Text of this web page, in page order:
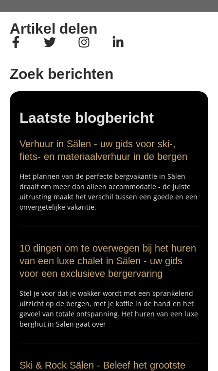
Artikel delen
Zoek berichten
Laatste blogbericht
Verhuur in Sälen - uw gids voor ski-,
fiets- en materiaalverhuur in de bergen
Het plannen van de perfecte bergvakantie in Sälen
draait om meer dan alleen accommodatie - de juiste
uitrusting maakt het verschil tussen een goede en een
onvergetelijke vakantie.
10 dingen om te overwegen bij het huren
van een luxe chalet in Sälen - uw gids
voor een exclusieve bergervaring
Stel je voor dat je wakker wordt met een sprankelend
uitzicht op de bergen, met je koffie in de hand en het
gevoel van totale ontspanning. Het huren van een luxe
berghut in Sälen gaat over
Ski & Rock Sälen - Beleef het grootste